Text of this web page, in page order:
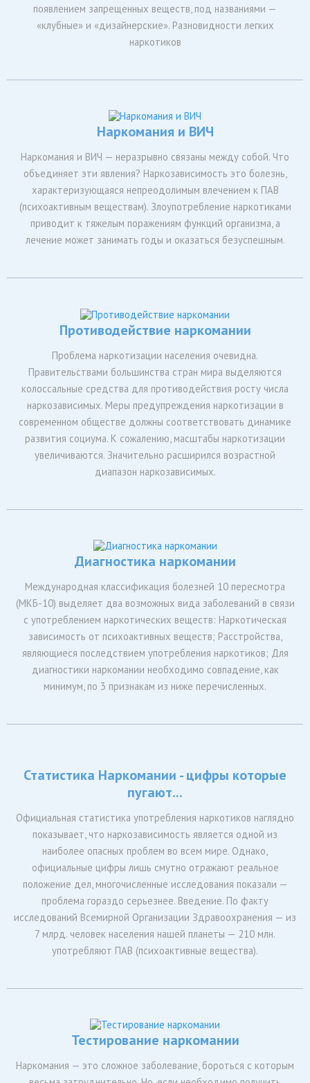
появлением запрещенных веществ, под названиями —
«клубные» и «дизайнерские». Разновидности легких
наркотиков
Наркомания и ВИЧ
Наркомания и ВИЧ — неразрывно связаны между собой. Что
объединяет эти явления? Наркозависимость это болезнь,
характеризующаяся непреодолимым влечением к ПАВ
(психоактивным веществам). Злоупотребление наркотиками
приводит к тяжелым поражениям функций организма, а
лечение может занимать годы и оказаться безуспешным.
Противодействие наркомании
Проблема наркотизации населения очевидна.
Правительствами большинства стран мира выделяются
колоссальные средства для противодействия росту числа
наркозависимых. Меры предупреждения наркотизации в
современном обществе должны соответствовать динамике
развития социума. К сожалению, масштабы наркотизации
увеличиваются. Значительно расширился возрастной
диапазон наркозависимых.
Диагностика наркомании
Международная классификация болезней 10 пересмотра
(МКБ-10) выделяет два возможных вида заболеваний в связи
с употреблением наркотических веществ: Наркотическая
зависимость от психоактивных веществ; Расстройства,
являющиеся последствием употребления наркотиков; Для
диагностики наркомании необходимо совпадение, как
минимум, по 3 признакам из ниже перечисленных.
Статистика Наркомании - цифры которые
показывает, что наркозависимость является одной из
наиболее опасных проблем во всем мире. Однако,
положение дел, многочисленные исследования показали —